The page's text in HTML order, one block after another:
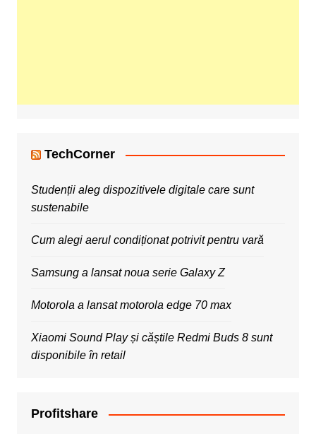
TechCorner
Studenții aleg dispozitivele digitale care sunt
sustenabile
Cum alegi aerul condiționat potrivit pentru vară
Samsung a lansat noua serie Galaxy Z
Motorola a lansat motorola edge 70 max
Xiaomi Sound Play și căștile Redmi Buds 8 sunt
disponibile în retail
Profitshare